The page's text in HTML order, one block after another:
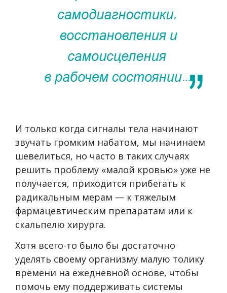
И только когда сигналы тела начинают
звучать громким набатом, мы начинаем
шевелиться, но часто в таких случаях
решить проблему «малой кровью» уже не
получается, приходится прибегать к
радикальным мерам — к тяжелым
фармацевтическим препаратам или к
скальпелю хирурга.
Хотя всего-то было бы достаточно
уделять своему организму малую толику
времени на ежедневной основе, чтобы
помочь ему поддерживать системы